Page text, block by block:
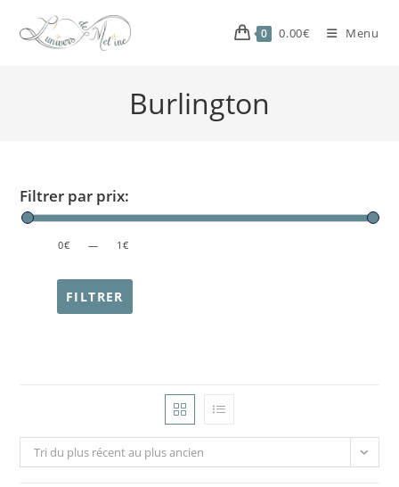
0 0.00€ Menu
Burlington
Tri du plus récent au plus ancien
Filtrer par prix:
PRICE:0€ — 1€